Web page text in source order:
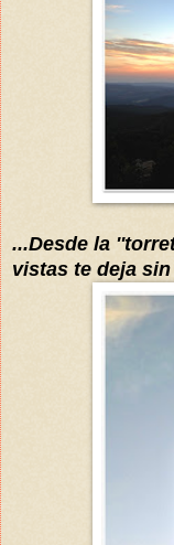
...Desde la
vistas te deja